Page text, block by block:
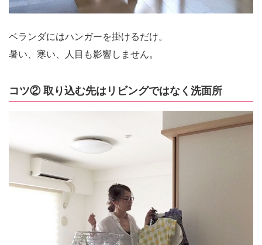
ベランダにはハンガーを掛けるだけ。
暑い、寒い、人目も影響しません。
コツ② 取り込む先はリビングではなく洗面所